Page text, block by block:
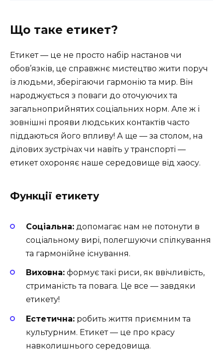
Що таке етикет?
Етикет — це не просто набір настанов чи
обов’язків, це справжнє мистецтво жити поруч
із людьми, зберігаючи гармонію та мир. Він
народжується з поваги до оточуючих та
загальноприйнятих соціальних норм. Але ж і
зовнішні прояви людських контактів часто
піддаються його впливу! А ще — за столом, на
ділових зустрічах чи навіть у транспорті —
етикет охороняє наше середовище від хаосу.
Функції етикету
Соціальна: допомагає нам не потонути в
соціальному вирі, полегшуючи спілкування
та гармонійне існування.
Виховна: формує такі риси, як ввічливість,
стриманість та повага. Це все — завдяки
етикету!
Естетична: робить життя приємним та
культурним. Етикет — це про красу
навколишнього середовища.